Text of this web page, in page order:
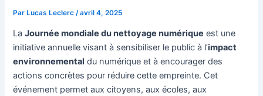
ParLucas Leclerc /avril 4, 2025
LaJournée mondiale du nettoyage numérique est une
initiative annuelle visant à sensibiliser le public à l’impact
environnemental du numérique et à encourager des
actions concrètes pour réduire cette empreinte. Cet
événement permet aux citoyens, aux écoles, aux